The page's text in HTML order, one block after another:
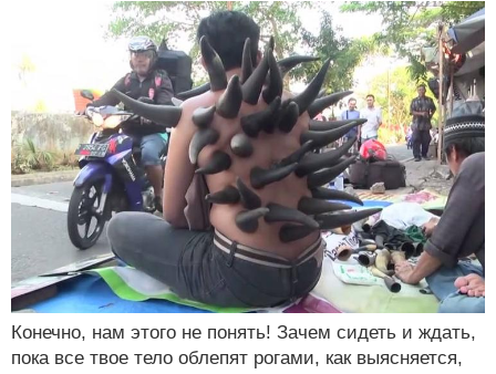
Конечно, нам этого не понять! Зачем сидеть и ждать,
пока все твое тело облепят рогами, как выясняется,